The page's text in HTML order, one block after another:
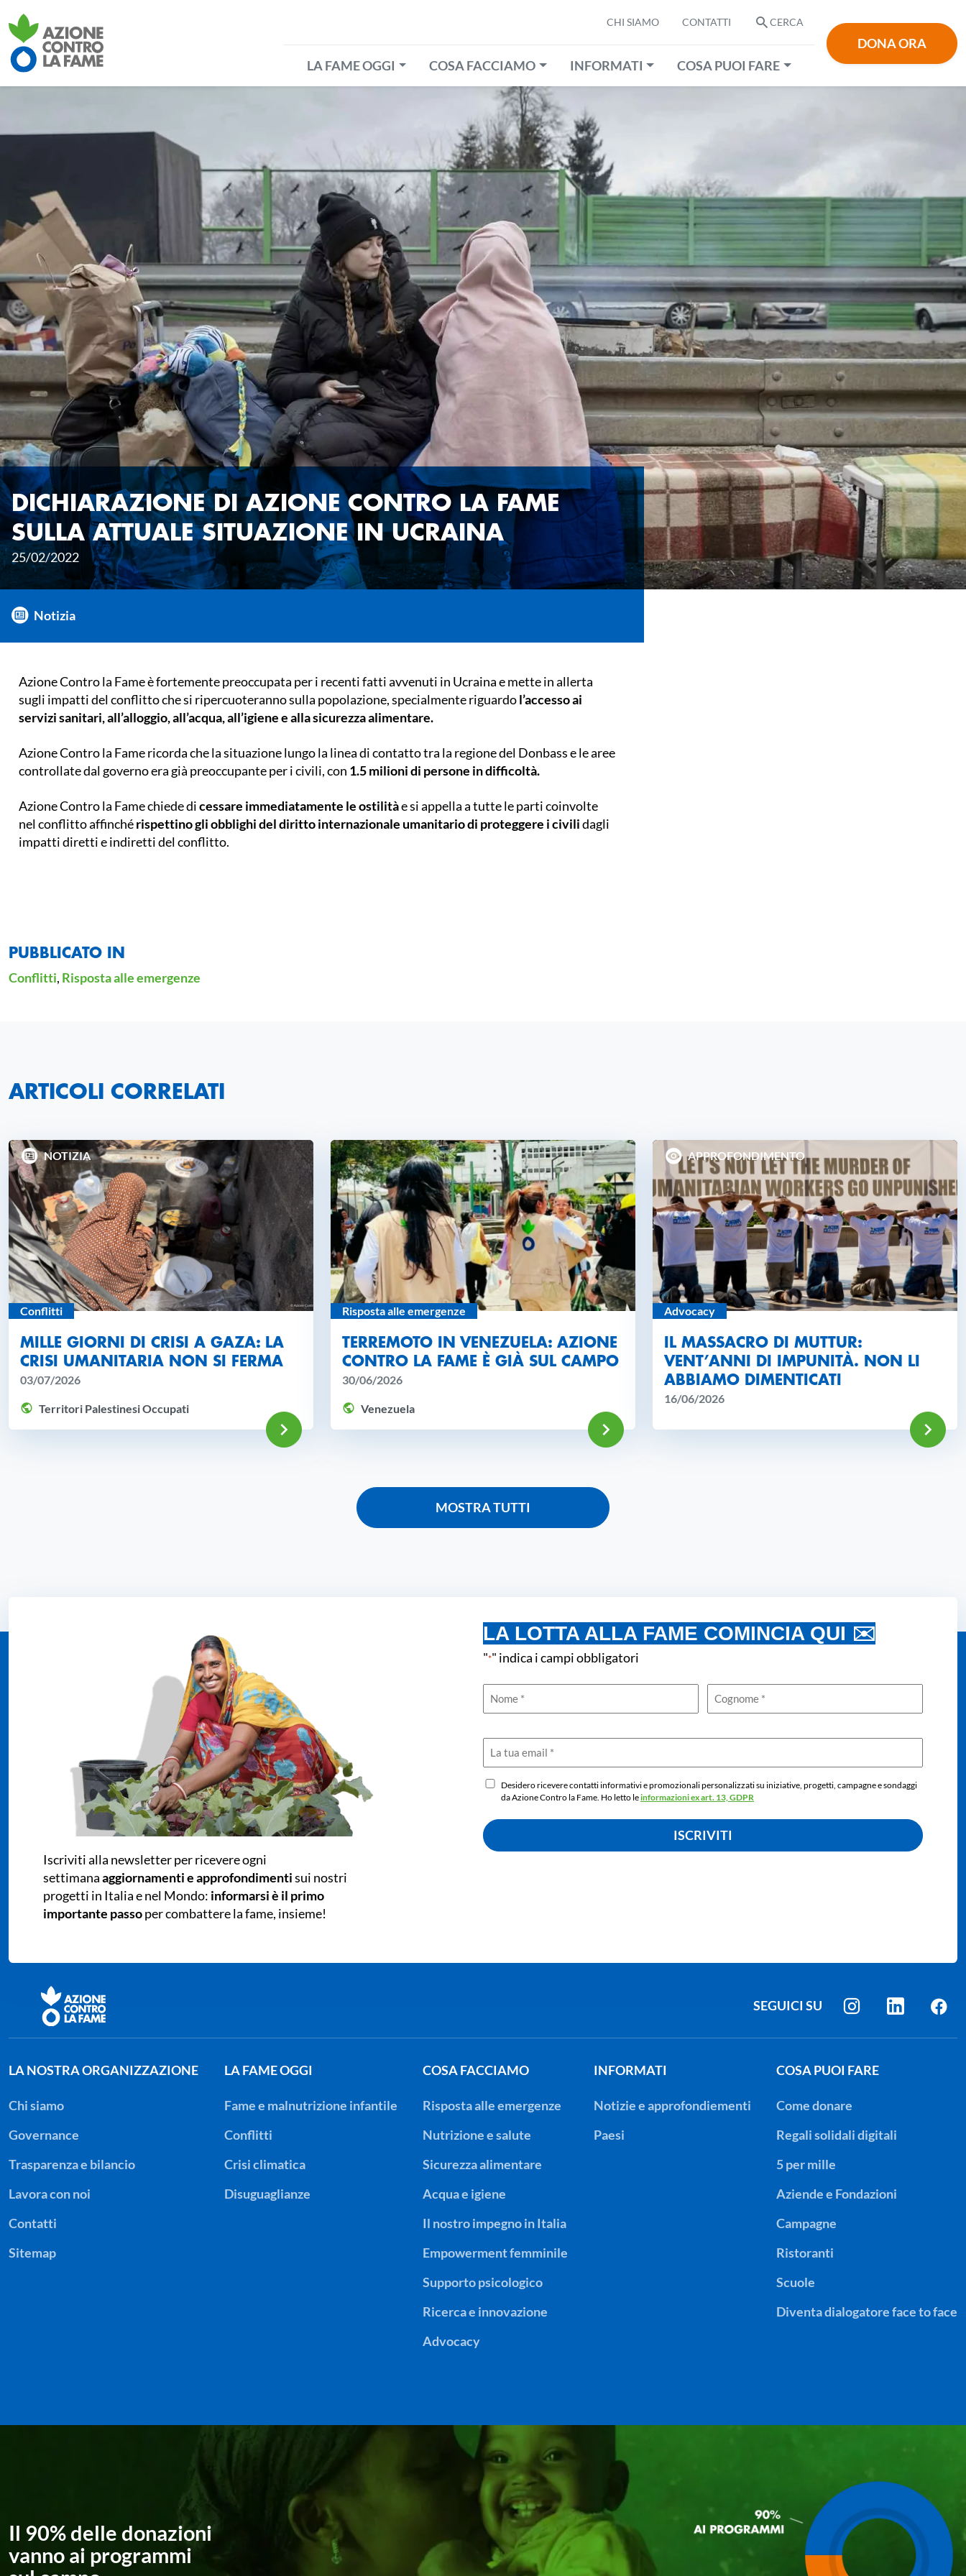
LA FAME OGGI COSA FACCIAMO INFORMATI COSA PUOI FARE
CHI SIAMO CONTATTI CERCA
DONA ORA
DICHIARAZIONE DI AZIONE CONTRO LA FAME
SULLA ATTUALE SITUAZIONE IN UCRAINA
25/02/2022
Notizia
Azione Contro la Fame è fortemente preoccupata per i recenti fatti avvenuti in Ucraina e mette in allerta
sugli impatti del conflitto che si ripercuoteranno sulla popolazione, specialmente riguardol’accesso ai
servizi sanitari, all’alloggio, all’acqua, all’igiene e alla sicurezza alimentare.
Azione Contro la Fame ricorda che la situazione lungo la linea di contatto tra la regione del Donbass e le aree
controllate dal governo era già preoccupante per i civili, con 1.5 milioni di persone in difficoltà.
Azione Contro la Fame chiede dicessare immediatamente le ostilitàe si appella a tutte le parti coinvolte
nel conflitto affinchérispettino gli obblighi del diritto internazionale umanitario di proteggere i civilidagli
impatti diretti e indiretti del conflitto.
PUBBLICATO IN
Conflitti, Risposta alle emergenze
ARTICOLI CORRELATI
NOTIZIA
Conflitti
MILLE GIORNI DI CRISI A GAZA: LA
CRISI UMANITARIA NON SI FERMA
03/07/2026
Territori Palestinesi Occupati
VAI ALL'ARTICOLO: MILLE GIORNI DI CRISI A GAZA: LA CRISI
Risposta alle emergenze
TERREMOTO IN VENEZUELA: AZIONE
CONTRO LA FAME È GIÀ SUL CAMPO
30/06/2026
Venezuela
VAI ALL'ARTICOLO:
APPROFONDIMENTO
Advocacy
IL MASSACRO DI MUTTUR:
VENT’ANNI DI IMPUNITÀ. NON LI
ABBIAMO DIMENTICATI
16/06/2026
MOSTRA TUTTI
Iscriviti alla newsletter per ricevere ogni
settimanaaggiornamenti e approfondimentisui nostri
progetti in Italia e nel Mondo: informarsi è il primo
importante passoper combattere la fame, insieme!
LA LOTTA ALLA FAME COMINCIA QUI ✉️
"*" indica i campi obbligatori
Nome
Email
Informazioni
fornire,
ex
art.
Desidero ricevere contatti informativi e promozionali personalizzati su iniziative, progetti, campagne e sondaggi
da Azione Contro la Fame. Ho letto leinformazioni ex art. 13, GDPR
SEGUICI SU
LA NOSTRA ORGANIZZAZIONE
Chi siamo
Governance
Trasparenza e bilancio
Lavora con noi
Contatti
Sitemap
LA FAME OGGI
Fame e malnutrizione infantile
Conflitti
Crisi climatica
Disuguaglianze
COSA FACCIAMO
Risposta alle emergenze
Nutrizione e salute
Sicurezza alimentare
Acqua e igiene
Il nostro impegno in Italia
Empowerment femminile
Supporto psicologico
Ricerca e innovazione
Advocacy
INFORMATI
Notizie e approfondiementi
Paesi
COSA PUOI FARE
Come donare
Regali solidali digitali
5 per mille
Aziende e Fondazioni
Campagne
Ristoranti
Scuole
Diventa dialogatore face to face
Il 90% delle donazioni
vanno ai programmi